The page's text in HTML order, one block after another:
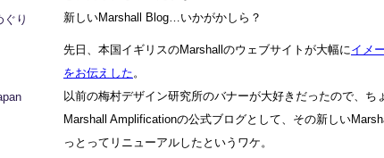
ぐり
新しいMarshall Blog…いかがかしら？
先日、本国イギリスのMarshallのウェブサイトが大幅にイメ
をお伝えした。
以前の梅村デザイン研究所のバナーが大好きだったので、ち
Marshall Amplificationの公式ブログとして、その新しい
っとってリニューアルしたというワケ。